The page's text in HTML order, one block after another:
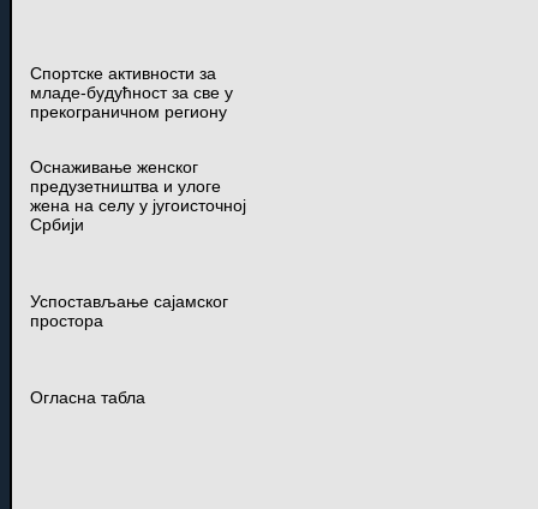
Спортске активности за
младе-будућност за све у
прекограничном региону
Оснаживање женског
предузетништва и улоге
жена на селу у југоисточној
Србији
Успостављање сајамског
простора
Огласна табла